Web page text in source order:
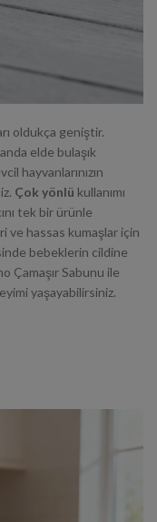
oldukça geniştir.
elde bulaşık
hayvanlarınızın
Çok yönlü kullanımı
tek bir ürünle
ve hassas kumaşlar için
bebeklerin cildine
Çamaşır Sabunu ile
yaşayabilirsiniz.